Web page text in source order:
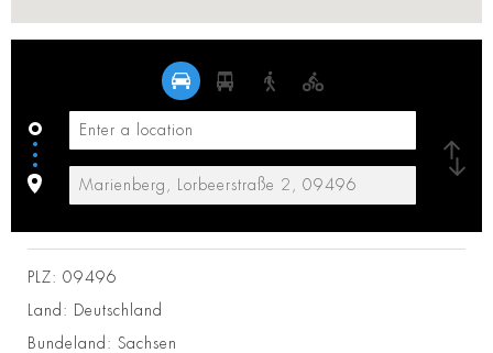
PLZ: 09496
Land: Deutschland
Bundeland: Sachsen